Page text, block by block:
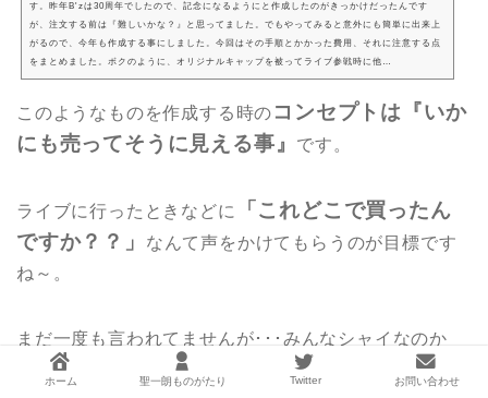
す。昨年B'zは30周年でしたので、記念になるようにと作成したのがきっかけだったんです
が、注文する前は『難しいかな？』と思ってました。でもやってみると意外にも簡単に出来上
がるので、今年も作成する事にしました。今回はその手順とかかった費用、それに注意する点
をまとめました。ボクのように、オリジナルキャップを被ってライブ参戦時に他…
このようなものを作成する時の コンセプトは『いか
にも売ってそうに見える事』
です。
ライブに行ったときなどに
「これどこで買ったん
ですか？？」
なんて声をかけてもらうのが目標です
ね～。
まだ一度も言われてませんが･･･みんなシャイなのか
な･･･。
ホーム 聖一朗ものがたり Twitter お問い合わせ